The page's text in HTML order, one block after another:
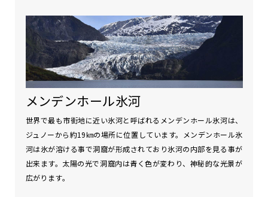
メンデンホール氷河
世界で最も市街地に近い氷河と呼ばれるメンデンホール氷河は、
ジュノーから約19㎞の場所に位置しています。メンデンホール氷
河は氷が溶ける事で洞窟が形成されており氷河の内部を見る事が
出来ます。太陽の光で洞窟内は青く色が変わり、神秘的な光景が
広がります。